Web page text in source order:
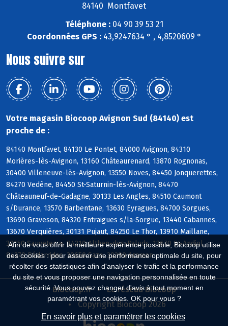
Afin de vous offrir la meilleure expérience possible, Biocoop utilise
des cookies : pour assurer une performance optimale du site, pour
récolter des statistiques afin d'analyser le trafic et la performance
du site et vous proposer une navigation personnalisée en toute
sécurité. Vous pouvez changer d'avis à tout moment en
paramétrant vos cookies. OK pour vous ?
En savoir plus et paramétrer les cookies
84140 Montfavet
Téléphone :04 90 39 53 21
Coordonnées GPS :43,9247634 ° , 4,8520609 °
Nous suivre sur
Votre magasin Biocoop Avignon Sud (84140) est
proche de :
84140 Montfavet, 84130 Le Pontet, 84000 Avignon, 84310
Morières-lès-Avignon, 13160 Châteaurenard, 13870 Rognonas,
30400 Villeneuve-lès-Avignon, 13550 Noves, 84450 Jonquerettes,
84270 Vedène, 84450 St-Saturnin-lès-Avignon, 84470
Châteauneuf-de-Gadagne, 30133 Les Angles, 84510 Caumont
s/Durance, 13570 Barbentane, 13630 Eyragues, 84700 Sorgues,
13690 Graveson, 84320 Entraigues s/la-Sorgue, 13440 Cabannes,
13670 Verquières, 30131 Pujaut, 84250 Le Thor, 13910 Maillane,
30150 Sauveterre, 84210 Althen-des-Paluds, 13670 St-Andiol,
84370 Bédarrides, 30650 Saze, 30390 Aramon
Biocoop.fr
Le réseau Biocoop
Copyright Biocoop 2026